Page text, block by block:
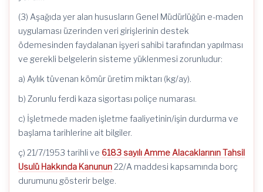
(3) Aşağıda yer alan hususların Genel Müdürlüğün e-maden
uygulaması üzerinden veri girişlerinin destek
ödemesinden faydalanan işyeri sahibi tarafından yapılması
ve gerekli belgelerin sisteme yüklenmesi zorunludur:
a) Aylık tüvenan kömür üretim miktarı (kg/ay).
b) Zorunlu ferdi kaza sigortası poliçe numarası.
c) İşletmede maden işletme faaliyetinin/işin durdurma ve
başlama tarihlerine ait bilgiler.
ç) 21/7/1953 tarihli ve 6183 sayılı Amme Alacaklarının Tahsil
Usulü Hakkında Kanunun22/A maddesi kapsamında borç
durumunu gösterir belge.